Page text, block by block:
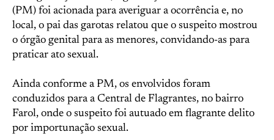
(PM) foi acionada para averiguar a ocorrência e, no
local, o pai das garotas relatou que o suspeito mostrou
o órgão genital para as menores, convidando-as para
praticar ato sexual.
Ainda conforme a PM, os envolvidos foram
conduzidos para a Central de Flagrantes, no bairro
Farol, onde o suspeito foi autuado em flagrante delito
por importunação sexual.